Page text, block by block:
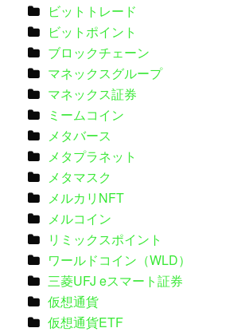
ビットトレード
ビットポイント
ブロックチェーン
マネックスグループ
マネックス証券
ミームコイン
メタバース
メタプラネット
メタマスク
メルカリNFT
メルコイン
リミックスポイント
ワールドコイン（WLD）
三菱UFJ eスマート証券
仮想通貨
仮想通貨ETF